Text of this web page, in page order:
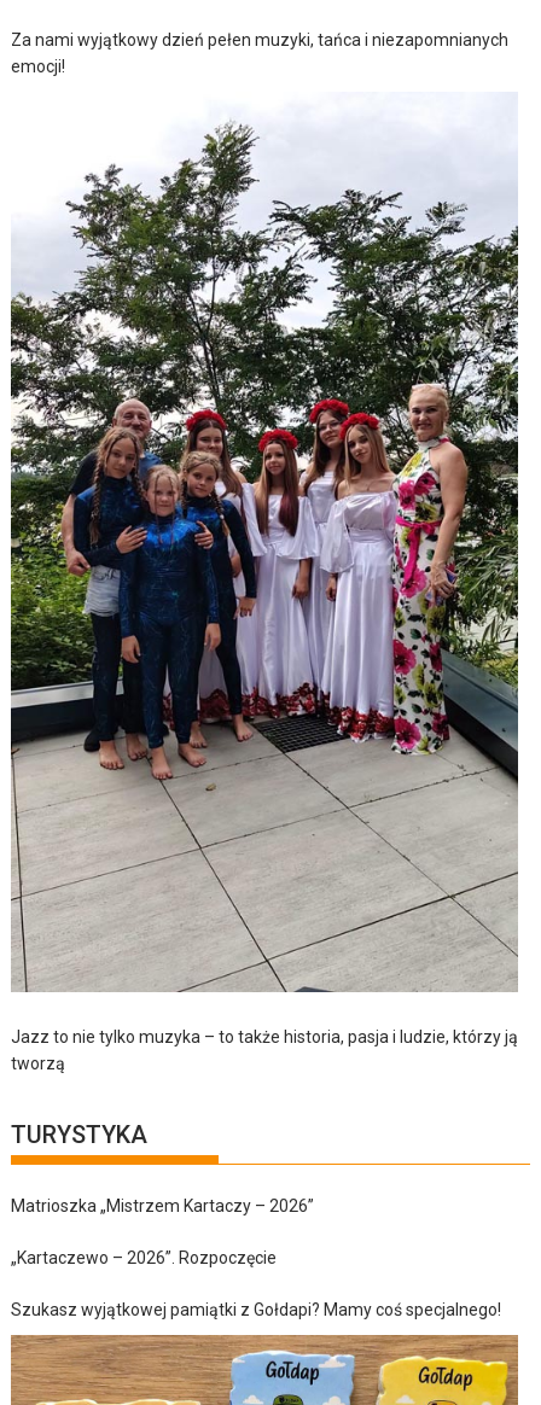
Za nami wyjątkowy dzień pełen muzyki, tańca i niezapomnianych
emocji!
Jazz to nie tylko muzyka – to także historia, pasja i ludzie, którzy ją
tworzą
TURYSTYKA
Matrioszka „Mistrzem Kartaczy – 2026”
„Kartaczewo – 2026”. Rozpoczęcie
Szukasz wyjątkowej pamiątki z Gołdapi? Mamy coś specjalnego!